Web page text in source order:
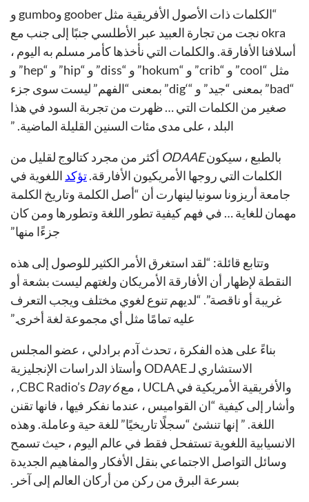
“الكلمات ذات الأصول الأفريقية مثل goober وgumbo و
okra نجت من تجارة العبيد عبر الأطلسي جنبًا إلى جنب مع
أسلافنا الأفارقة. والكلمات التي نأخذها كأمر مسلم به اليوم ،
مثل “cool” و “crib” و “hokum” و “diss” و “hip” و “hep” و
“bad” بمعنى “جيد” و “‘dig” بمعنى “الفهم” ليست سوى جزء
صغير من الكلمات التي … ظهرت من تجربة السود في هذا
البلد ، على مدى مئات السنين القليلة الماضية. ”
بالطبع ، سيكونODAAE أكثر من مجرد كتالوج لقليل من
الكلمات التي روجها الأمريكيون الأفارقة.تؤكد اللغوية في
جامعة أريزونا سونيا لينهارت أن “أصل الكلمة وتاريخ الكلمة
مهمان للغاية … في فهم كيفية تطور اللغة وتطورها ومن كان
جزءًا منها”
وتتابع قائلة: “لقد استغرق الأمر الكثير للوصول إلى هذه
النقطة لإظهار أن الأفارقة الأمريكان ولغتهم ليست بشعة أو
غريبة أو ناقصة”. “لديهم تنوع لغوي مختلف ويجب التعرف
عليه تمامًا مثل أي مجموعة لغة أخرى.”
بناءً على هذه الفكرة ، تحدث آدم برادلي ، عضو المجلس
الاستشاري لـ ODAAE وأستاذ الدراسات الإنجليزية
والأفريقية الأمريكية في UCLA ، مع CBC Radio’s
Day 6,
،
وأشار إلى كيفية “ان القواميس ، عندما نفكر فيها ، فانها تقنن
اللغة. ” إنها تنشئ “سجلًا تاريخيًا” للغة حية وعاملة. وهذه
الانسيابية اللغوية تستفحل فقط في عالم اليوم ، حيث تسمح
وسائل التواصل الاجتماعي بنقل الأفكار والمفاهيم الجديدة
بسرعة البرق من ركن من أركان العالم إلى آخر.